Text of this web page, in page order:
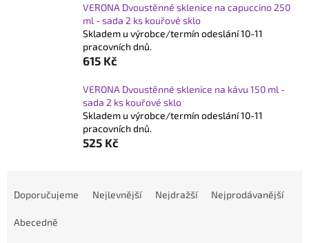
VERONA Dvoustěnné sklenice na capuccino 250
ml - sada 2 ks kouřové sklo
Skladem u výrobce/termín odeslání 10-11
pracovních dnů.
615 Kč
VERONA Dvoustěnné sklenice na kávu 150 ml -
sada 2 ks kouřové sklo
Skladem u výrobce/termín odeslání 10-11
pracovních dnů.
525 Kč
a
e
Doporučujeme Nejlevnější Nejdražší Nejprodávanější
Abecedně